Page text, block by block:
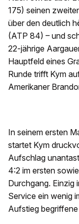
175) seinen
über den deutlich
(ATP 84) – und
22-jährige
Hauptfeld eines
Runde trifft Kym
Amerikaner
In seinem ersten
startet Kym
Aufschlag
4:2 im ersten
Durchgang. Einzig
Service ein wenig
Aufstieg